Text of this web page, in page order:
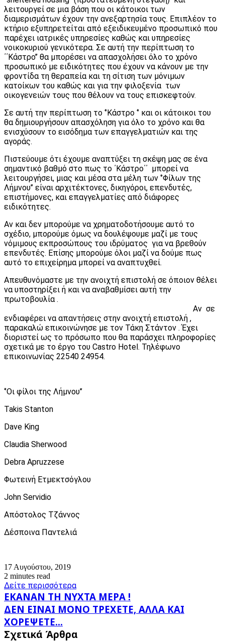
λειτουργεί σε μια βάση που οι κάτοικοι των
διαμερισμάτων έχουν την ανεξαρτησία τους. Επιπλέον το
κτήριο εξυπηρετείται από εξειδικευμένο προσωπικό που
παρέχει ιατρικές υπηρεσίες καθώς και υπηρεσίες
νοικοκυριού γενικότερα. Σε αυτή την περίπτωση το
΄΄Κάστρο’’ θα μπορέσει να απασχολήσει όλο το χρόνο
προσωπικό με ειδικότητες που έχουν να κάνουν με την
φροντίδα τη θεραπεία και τη σίτιση των μόνιμων
κατοίκων του καθώς και για την φιλοξενία των
οικογενειών τους που θέλουν να τους επισκεφτούν.
Σε αυτή την περίπτωση το ‘’Κάστρο ‘’ και οι κάτοικοι του
θα δημιουργήσουν απασχόληση για όλο το χρόνο και θα
ενισχύσουν το εισόδημα των επαγγελματιών και της
αγοράς.
Πιστεύουμε ότι έχουμε αναπτύξει τη σκέψη μας σε ένα
σημαντικό βαθμό στο πως το ΄Κάστρο΄΄ μπορεί να
λειτουργήσει, μιας και μέσα στα μέλη των ‘’Φίλων της
Λήμνου’’ είναι αρχιτέκτονες, δικηγόροι, επενδυτές,
επιστήμονες, και επαγγελματίες από διάφορες
ειδικότητες.
Αν και δεν μπορούμε να χρηματοδοτήσουμε αυτό το
σχέδιο, μπορούμε όμως να δουλέψουμε μαζί με τους
νόμιμους εκπροσώπους του ιδρύματος για να βρεθούν
επενδυτές. Επίσης μπορούμε όλοι μαζί να δούμε πως
αυτό το επιχείρημα μπορεί να αναπτυχθεί.
Απευθυνόμαστε με την ανοιχτή επιστολή σε όποιον θέλει
να υποστηρίξει ή και να αναβαθμίσει αυτή την
πρωτοβουλία .
Αν σε
ενδιαφέρει να απαντήσεις στην ανοιχτή επιστολή ,
παρακαλώ επικοινώνησε με τον Τάκη Στάντον . Έχει
διοριστεί ως το πρόσωπο που θα παράσχει πληροφορίες
σχετικά με το έργο του Castro Hotel. Τηλέφωνο
επικοινωνίας 22540 24954.
‘’Οι φίλοι της Λήμνου’’
Takis Stanton
Dave King
Claudia Sherwood
Debra Apruzzese
Φωτεινή Ετμεκτσόγλου
John Servidio
Απόστολος Τζάννος
Δέσποινα Παντελιά
17 Αυγούστου, 2019
2 minutes read
Δείτε περισσότερα
ΕΚΑΝΑΝ
ΤΗ
ΝΥΧΤΑ
ΜΕΡΑ
!
ΕΚΑΝΑΝ ΤΗ ΝΥΧΤΑ ΜΕΡΑ !
ΔΕΝ
ΕΙΝΑΙ
ΜΟΝΟ
ΤΡΕΧΕΤΕ,
ΔΕΝ ΕΙΝΑΙ ΜΟΝΟ ΤΡΕΧΕΤΕ, ΑΛΛΑ ΚΑΙ
ΧΟΡΕΨΕΤΕ...
Σχετικά Άρθρα